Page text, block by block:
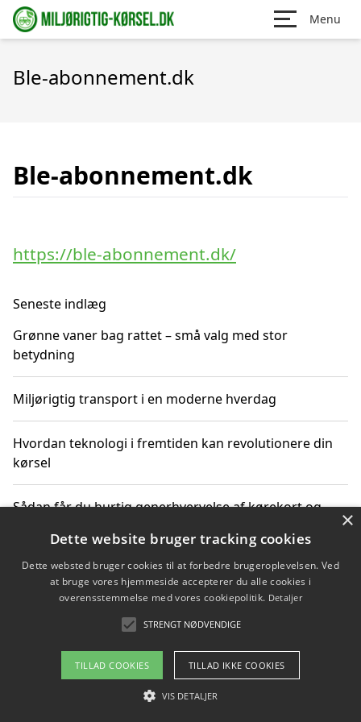
Menu
Ble-abonnement.dk
Ble-abonnement.dk
https://ble-abonnement.dk/
Seneste indlæg
Grønne vaner bag rattet – små valg med stor
betydning
Miljørigtig transport i en moderne hverdag
Hvordan teknologi i fremtiden kan revolutionere din
kørsel
Sådan får du hurtig generhvervelse af kørekort og
Sådan lærer du miljørigtig kørsel hos en køreskole i
Gentofte
Copyright 2026 - Pilanto Aps
Om / kontakt
×
Dette website bruger tracking cookies
Dette websted bruger cookies til at forbedre brugeroplevelsen. Ved
at bruge vores hjemmeside accepterer du alle cookies i
overensstemmelse med vores cookiepolitik. Detaljer
STRENGT NØDVENDIGE
TILLAD COOKIES TILLAD IKKE COOKIES
VIS DETALJER